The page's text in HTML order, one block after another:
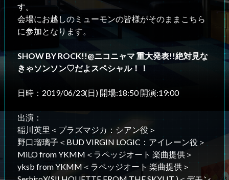
す。
会場にお越しのミューモンの皆様がそのままこちら
に参加となります。
SHOW BY ROCK!!@ニコニャマ 重大発表!!絶対見な
きゃソンソン♡だよスペシャル！！
日時：2019/06/23(日) 開場:18:50 開演:19:00
出演：
稲川英里＜プラズマジカ：シアン役＞
野口瑠璃子＜BUD VIRGIN LOGIC：アイレーン役＞
MiLO from YKMM＜ラペッジオート 楽曲提供＞
yksb from YKMM＜ラペッジオート 楽曲提供＞